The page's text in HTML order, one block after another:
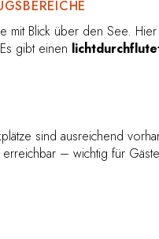
mit Blick über den See.
gibt einen
sind ausreichend
– wichtig für